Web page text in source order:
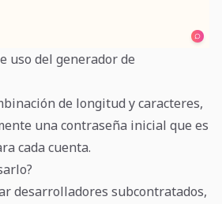
uso del generador de
de longitud y caracteres,
una contraseña inicial que es
cada cuenta.
desarrolladores subcontratados,